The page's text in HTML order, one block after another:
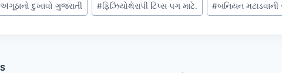
દુખાવો ગુજરાતી #ફિઝિયોથેરાપી ટિપ્સ પગ માટે. #બનિયન મટાડવાની